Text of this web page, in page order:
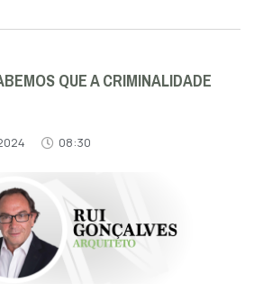
QUE A CRIMINALIDADE
08:30